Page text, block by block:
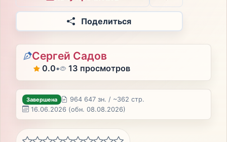
Поделиться
Сергей Садов
0.0• 13 просмотров
Завершена
964 647 зн. / ~362 стр.
16.06.2026 (обн. 08.08.2026)